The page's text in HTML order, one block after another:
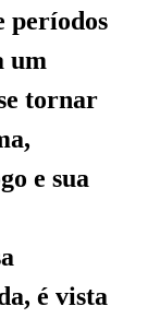
períodos
um
tornar
e sua
é vista